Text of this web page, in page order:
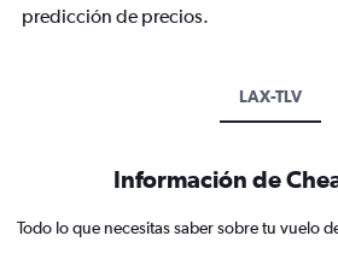
predicción de precios.
LAX-TLV
Información de
Todo lo que necesitas saber sobre tu vuelo